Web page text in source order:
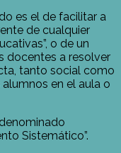
es el de facilitar a
de cualquier
o de un
docentes a resolver
tanto social como
en el aula o
Sistemático”.